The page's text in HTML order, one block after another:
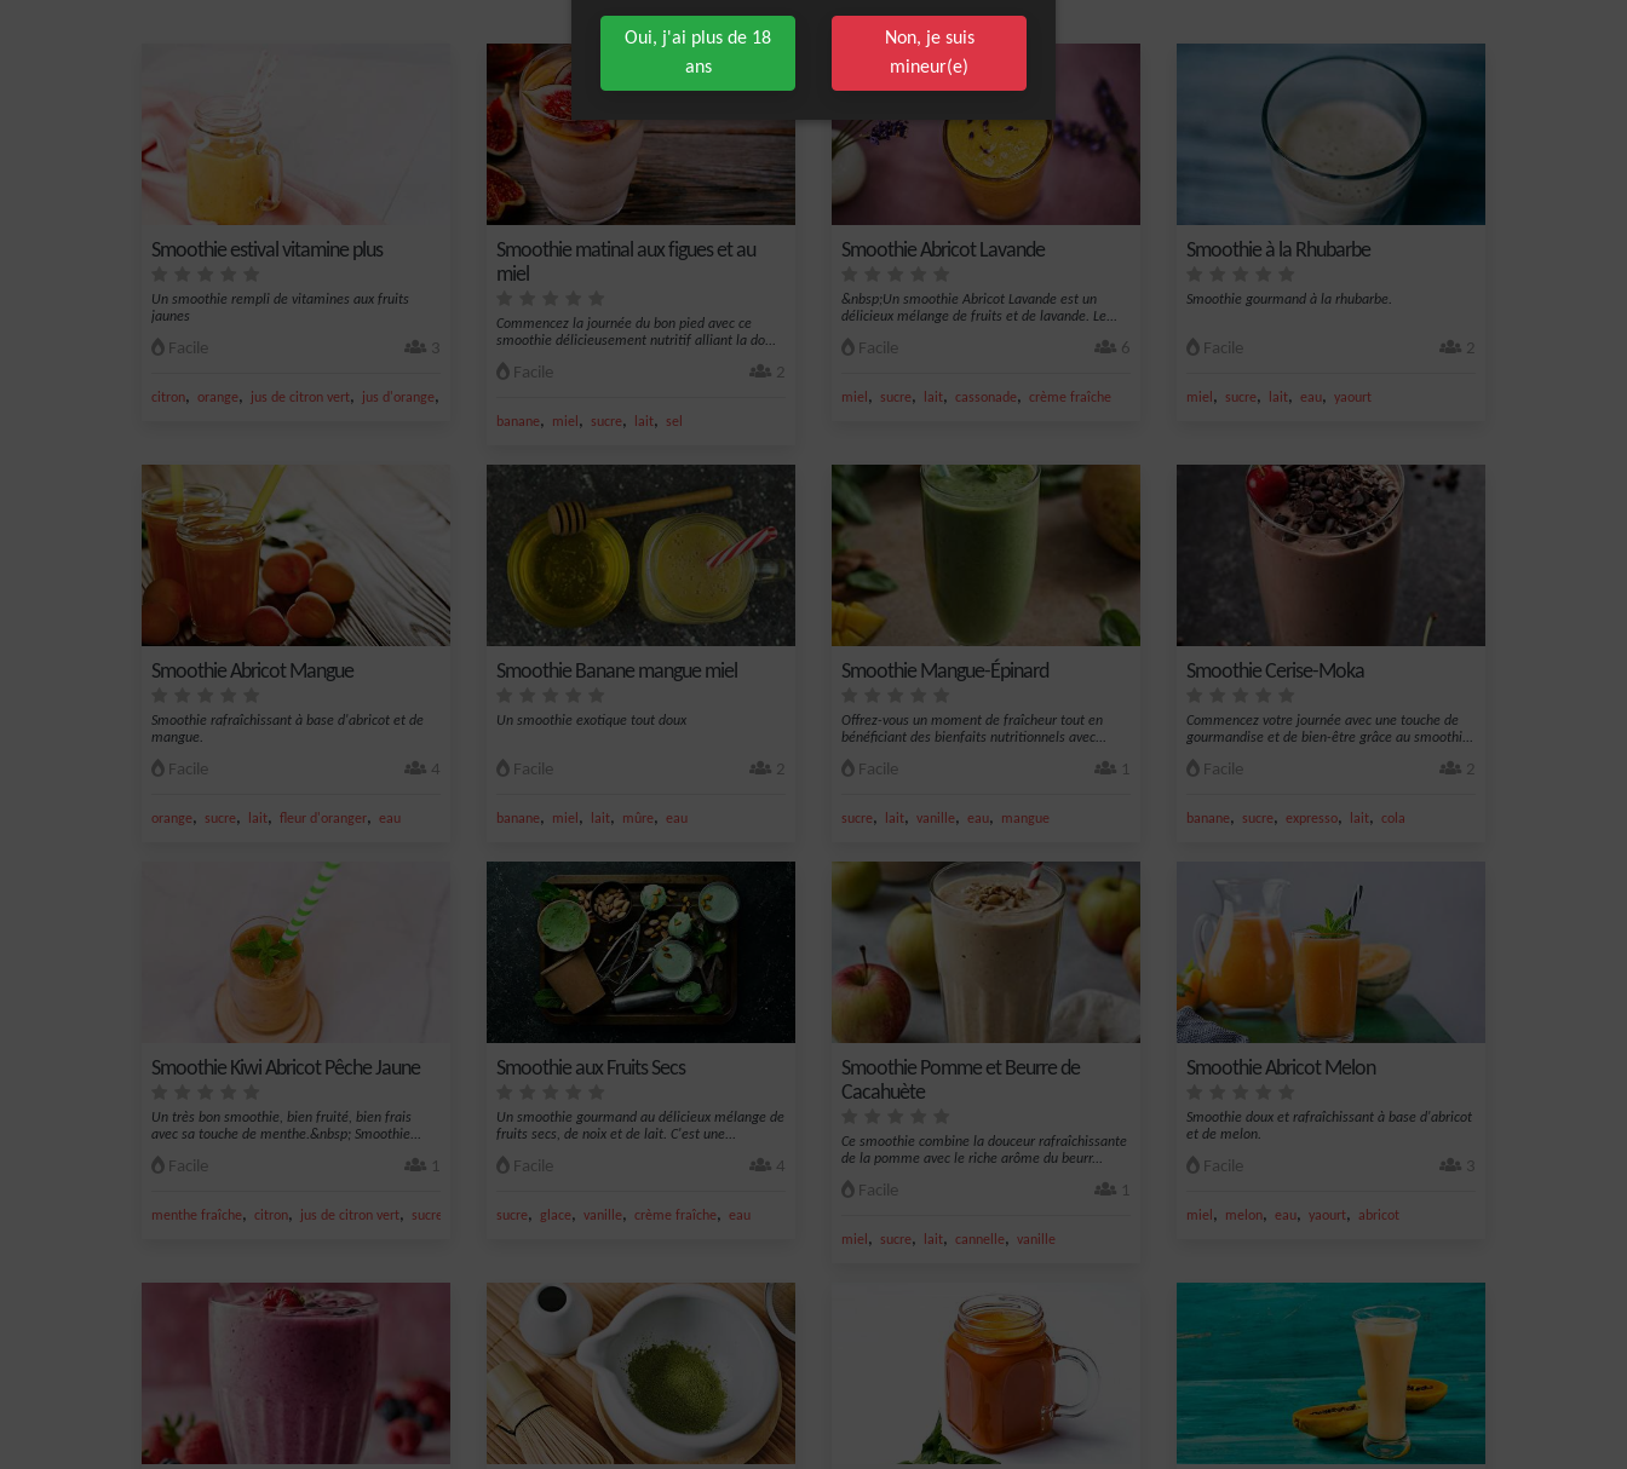
Les cocktails similaires
Smoothie estival vitamine plus
Un smoothie rempli de vitamines aux fruits
jaunes
Facile 3
citron, orange, jus de citron vert, jus d'orange,
Smoothie matinal aux figues et au
miel
Commencez la journée du bon pied avec ce
smoothie délicieusement nutritif alliant la do...
Facile 2
banane, miel , sucre, lait, sel
Smoothie Abricot Lavande
&nbsp;Un smoothie Abricot Lavande est un
délicieux mélange de fruits et de lavande. Le...
Facile 6
miel , sucre, lait, cassonade, crème fraîche
Smoothie à la Rhubarbe
Smoothie gourmand à la rhubarbe.
Facile 2
miel , sucre, lait, eau, yaourt
Smoothie Abricot Mangue
Smoothie rafraîchissant à base d'abricot et de
mangue.
Facile 4
orange, sucre, lait, fleur d'oranger, eau
Smoothie Banane mangue miel
Un smoothie exotique tout doux
Facile 2
banane, miel , lait, mûre, eau
Smoothie Mangue-Épinard
Offrez-vous un moment de fraîcheur tout en
bénéficiant des bienfaits nutritionnels avec...
Facile 1
sucre, lait, vanille, eau, mangue
Smoothie Cerise-Moka
Commencez votre journée avec une touche de
gourmandise et de bien-être grâce au smoothi...
Facile 2
banane, sucre, expresso, lait, cola
Smoothie Kiwi Abricot Pêche Jaune
Un très bon smoothie, bien fruité, bien frais
avec sa touche de menthe.&nbsp; Smoothie...
Facile 1
menthe fraîche, citron, jus de citron vert, sucre
Smoothie aux Fruits Secs
Un smoothie gourmand au délicieux mélange de
fruits secs, de noix et de lait. C'est une...
Facile 4
sucre, glace, vanille, crème fraîche, eau
Smoothie Pomme et Beurre de
Cacahuète
Ce smoothie combine la douceur rafraîchissante
de la pomme avec le riche arôme du beurr...
Facile 1
miel , sucre, lait, cannelle, vanille
Smoothie Abricot Melon
Smoothie doux et rafraîchissant à base d'abricot
et de melon.
Facile 3
miel , melon, eau, yaourt, abricot
Oui, j'ai plus de 18
ans
Non, je suis
mineur(e)